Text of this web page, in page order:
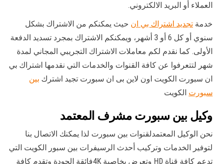
العملاء أو البريد الالكتروني.
خدمة تجديد اشتراك بي ان حيث يمكنكم من الاشتراك بشكل
سنوي أو كل 6 أو 3 أشهر، ويمكنكم الاشتراك بمجرد تسديد الدفعة
الأولى. كما نقدم لكم معاملات الاشتراك التجريبي المجاني لمدة
شهر لتتعرفوا عن كافة القنوات والخدمات التي نقدمها اشتراك بي
ان سبورت الكويت اون لاين بى ان سبورت تجيد اشترك بين
سبورت الكويت
وكيل بين سبورت مشرف المعتمد
نحن الوكيل المعتمدلقنوات بين سبورت لذا يمكنك الاتصال بنا
لتوفير الخدمات وتركيب أحدث الرسيفرات بين سبور الكويت التي
تدعم كافة قناة HD وتعرض بخاصية 4Kفائقة الجودة وتقدم كافة